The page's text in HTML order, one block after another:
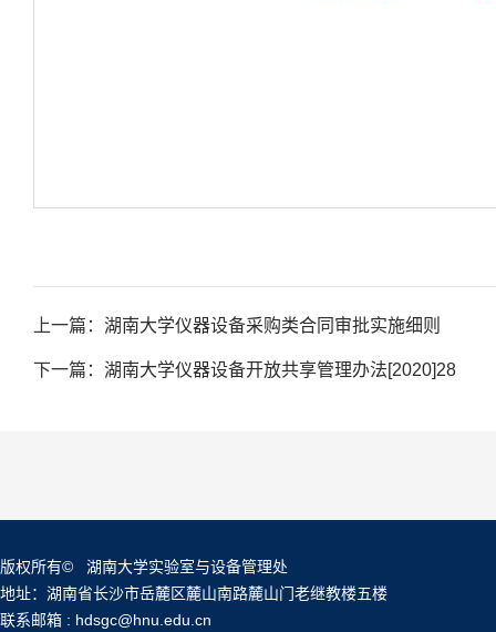
上一篇： 湖南大学仪器设备采购类合同审批实施细则
下一篇： 湖南大学仪器设备开放共享管理办法[2020]28
版权所有© 湖南大学实验室与设备管理处
地址：湖南省长沙市岳麓区麓山南路麓山门老继教楼五楼
联系邮箱 : hdsgc@hnu.edu.cn